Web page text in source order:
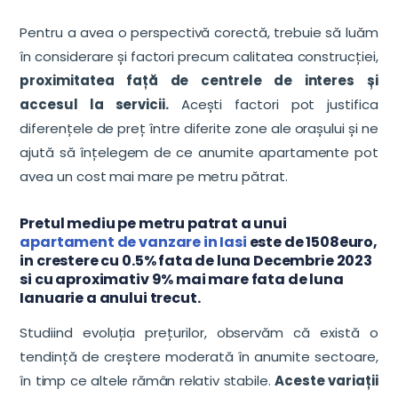
Pentru a avea o perspectivă corectă, trebuie să luăm
în considerare și factori precum calitatea construcției,
proximitatea față de centrele de interes și
accesul la servicii.Acești factori pot justifica
diferențele de preț între diferite zone ale orașului și ne
ajută să înțelegem de ce anumite apartamente pot
avea un cost mai mare pe metru pătrat.
Pretul mediu pe metru patrat a unui
apartament de vanzare in Iasi este de 1508euro,
in crestere cu 0.5% fata de luna Decembrie 2023
si cu aproximativ 9% mai mare fata de luna
Ianuarie a anului trecut.
Studiind evoluția prețurilor, observăm că există o
tendință de creștere moderată în anumite sectoare,
în timp ce altele rămân relativ stabile.Aceste variații